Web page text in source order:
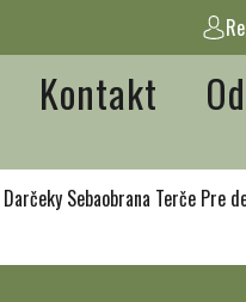
Kontakt
Darčeky Sebaobrana Terče Pre